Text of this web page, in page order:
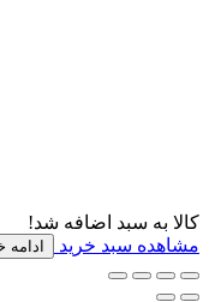
کالا به سبد اضافه شد!
مشاهده سبد خرید
ادامه